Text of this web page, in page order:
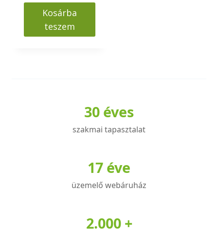
was:
319000 Ft.
is:
Kosárba
teszem
30 éves
szakmai tapasztalat
17 éve
üzemelő webáruház
2.000 +